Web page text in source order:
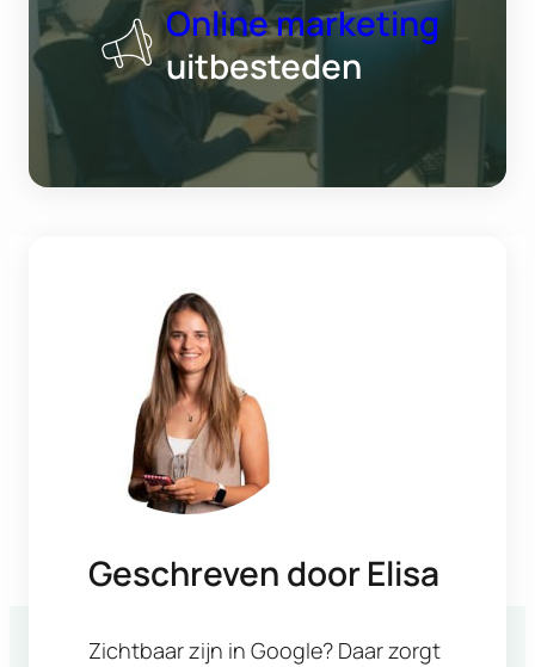
Online marketing
uitbesteden
Geschreven doorElisa
Zichtbaar zijn in Google? Daar zorgt